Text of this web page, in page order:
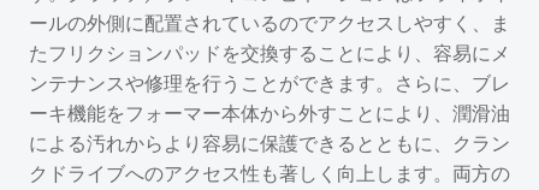
ールの外側に配置されているのでアクセスしやすく、ま
たフリクションパッドを交換することにより、容易にメ
ンテナンスや修理を行うことができます。さらに、ブレ
ーキ機能をフォーマー本体から外すことにより、潤滑油
による汚れからより容易に保護できるとともに、クラン
クドライブへのアクセス性も著しく向上します。両方の